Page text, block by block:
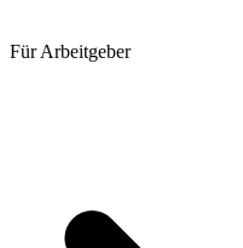
Für Arbeitgeber